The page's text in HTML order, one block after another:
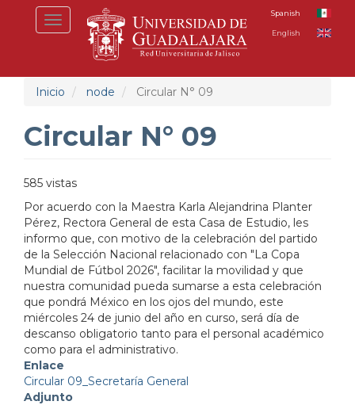
Toggle
navigation
Spanish
English
Inicio node Circular N° 09
Circular N° 09
585 vistas
Por acuerdo con la Maestra Karla Alejandrina Planter
Pérez, Rectora General de esta Casa de Estudio, les
informo que, con motivo de la celebración del partido
de la Selección Nacional relacionado con "La Copa
Mundial de Fútbol 2026", facilitar la movilidad y que
nuestra comunidad pueda sumarse a esta celebración
que pondrá México en los ojos del mundo, este
miércoles 24 de junio del año en curso, será día de
descanso obligatorio tanto para el personal académico
como para el administrativo.
Enlace
Circular 09_Secretaría General
Adjunto